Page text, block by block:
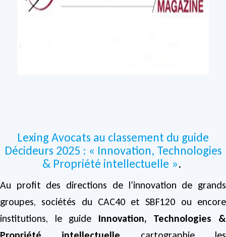
Lexing Avocats au classement du guide
Décideurs 2025 : « Innovation, Technologies
& Propriété intellectuelle ».
Au profit des directions de l’innovation de grands
groupes, sociétés du CAC40 et SBF120 ou encore
institutions, le guide Innovation, Technologies &